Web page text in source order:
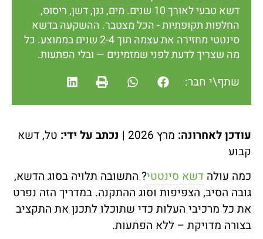
דשא טבעי לאורך 10 שנים. מים, גנן, דשן, ריסוס,
החלפות תקופתיות - הכל מצטבר. ההשקעה בדשא
סינטטי מחזירה את עצמה תוך 2-4 שנים בממוצע. כל
מה שצריך לדעת לפני שמזמינים — ובלי הפתעות.
שתף\י חבר:
עודכן לאחרונה: מרץ 2026 | נכתב על ידי: טל, דשא
קבוע
כמה עולה דשא סינטטי? התשובה תלויה בסוג הדשא,
גובה הסיב, הצפיפות וסוג ההתקנה. במדריך הזה נפרט
את כל מרכיבי העלות כדי שתוכלו לתכנן את התקציב
בצורה מדויקת – ללא הפתעות.